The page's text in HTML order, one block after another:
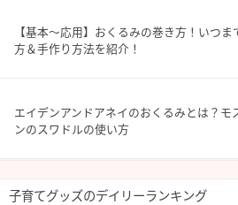
【基本～応用】おくるみの巻き方！いつま
方＆手作り方法を紹介！
エイデンアンドアネイのおくるみとは？モ
ンのスワドルの使い方
子育てグッズのデイリーランキング